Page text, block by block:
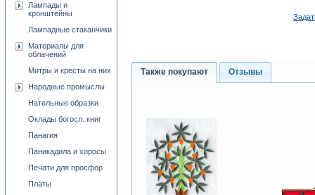
Также покупают Отзывы
Лампады и
кронштейны
Лампадные стаканчики
Материалы для
облачений
Митры и кресты на них
Народные промыслы
Нательные образки
Оклады богосл. книг
Панагия
Паникадила и хоросы
Печати для просфор
Платы